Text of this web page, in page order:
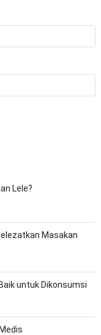
Lele?
Masakan
untuk Dikonsumsi